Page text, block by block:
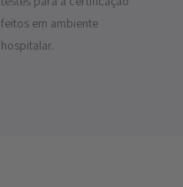
feitos em ambiente
hospitalar.